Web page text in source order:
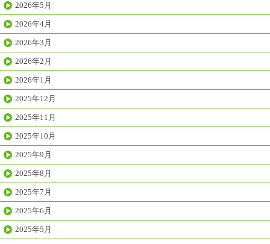
2026年5月
2026年4月
2026年3月
2026年2月
2026年1月
2025年12月
2025年11月
2025年10月
2025年9月
2025年8月
2025年7月
2025年6月
2025年5月